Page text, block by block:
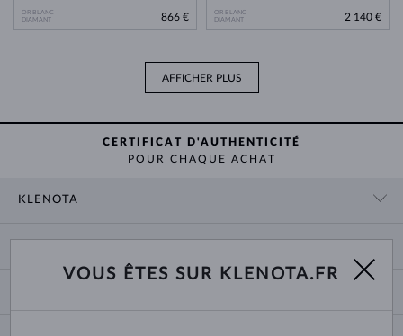
OR BLANC
DIAMANT
866 €
OR BLANC
DIAMANT
2 140 €
AFFICHER PLUS
CERTIFICAT D'AUTHENTICITÉ
POUR CHAQUE ACHAT
KLENOTA
NOUS CONNAÎTRE
LIVRAISON ET PAIEMENT
VOUS ÊTES SUR KLENOTA.FR